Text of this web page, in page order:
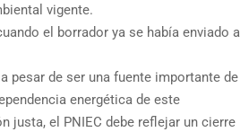
vigente.
el borrador ya se había enviado a
pesar de ser una fuente importante de
energética de este
el PNIEC debe reflejar un cierre